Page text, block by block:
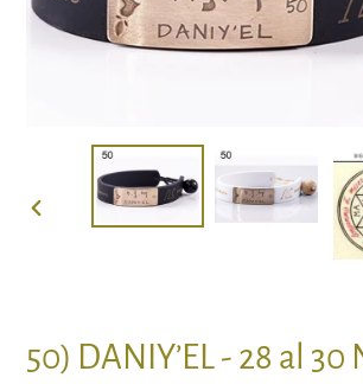
50) DANIY’EL - 28 al